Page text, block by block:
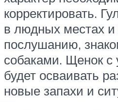
корректировать.
в людных местах и
послушанию,
собаками. Щенок с
будет осваивать
новые запахи и